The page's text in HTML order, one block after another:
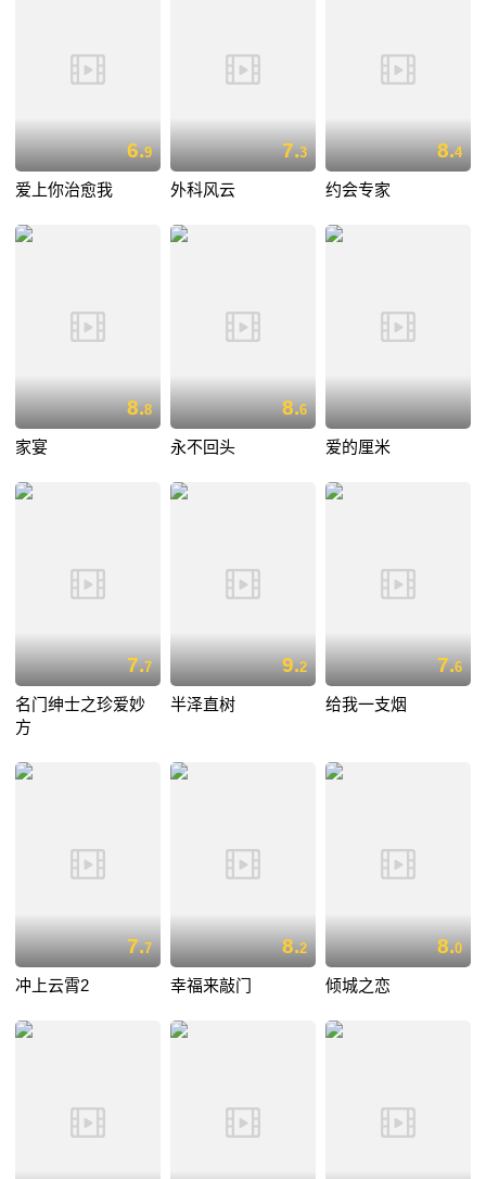
6.9
爱上你治愈我
7.3
外科风云
8.4
约会专家
8.8
家宴
8.6
永不回头 爱的厘米
7.7
名门绅士之珍爱妙
方
9.2
半泽直树
7.6
给我一支烟
7.7
冲上云霄2
8.2
幸福来敲门
8.0
倾城之恋